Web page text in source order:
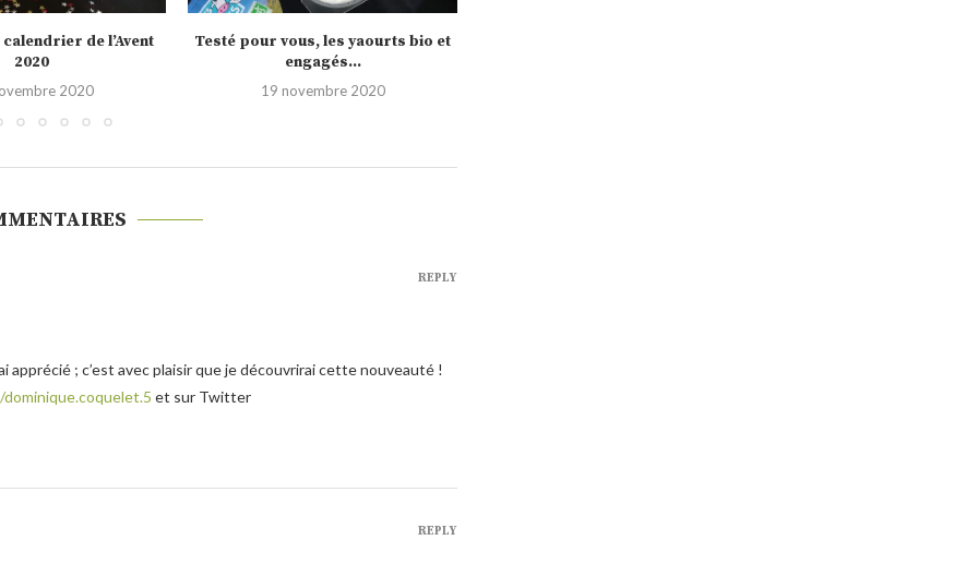
les yaourts bio et
engagés...
2020
Noël 2020, les nouveautés Picard
10 novembre 2020
apprécié ; c’est avec plaisir que je découvrirai cette nouveauté !
et sur Twitter
REPLY
REPLY